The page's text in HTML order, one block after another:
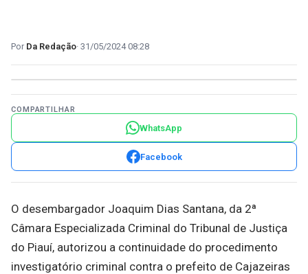
Da Redação 31/05/2024 08:28
COMPARTILHAR
WhatsApp
Facebook
O desembargador Joaquim Dias Santana, da 2ª
Câmara Especializada Criminal do Tribunal de Justiça
do Piauí, autorizou a continuidade do procedimento
investigatório criminal contra o prefeito de Cajazeiras